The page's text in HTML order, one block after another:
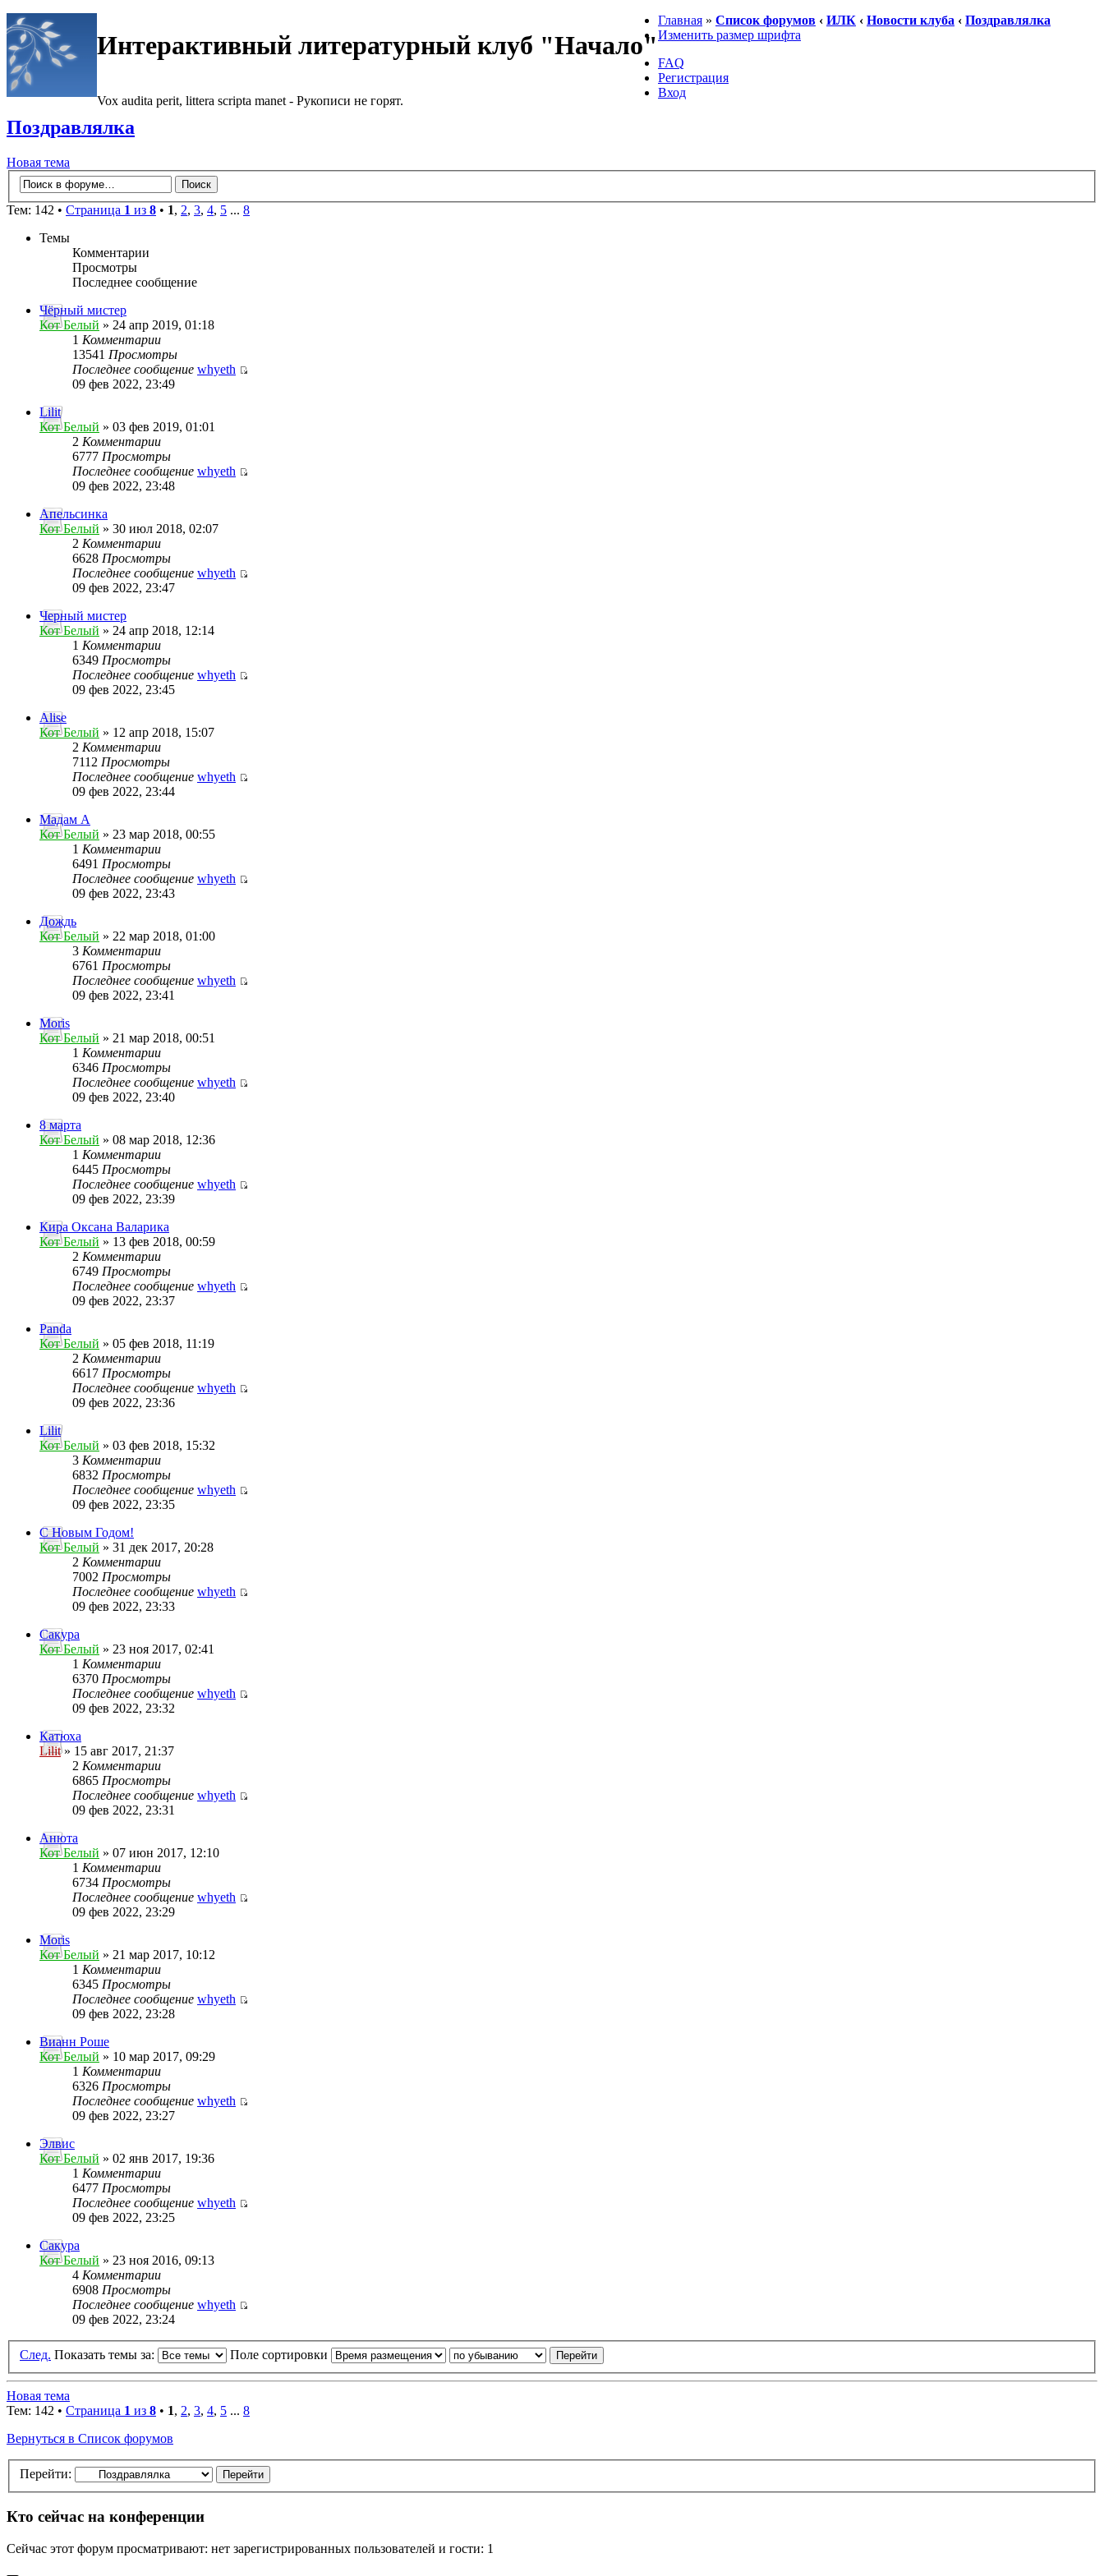
Интерактивный литературный клуб "Начало"
Vox audita perit, littera scripta manet - Рукописи не горят.
Главная » Список форумов ‹ ИЛК ‹ Новости клуба ‹ Поздравлялка
Изменить размер шрифта
FAQ
Регистрация
Вход
Поздравлялка
Новая тема
Тем: 142 • Страница 1 из 8 • 1, 2, 3, 4, 5 ... 8
Темы
Комментарии
Просмотры
Последнее сообщение
Чёрный мистер
Кот Белый » 24 апр 2019, 01:18
1 Комментарии
13541 Просмотры
Последнее сообщение whyeth
09 фев 2022, 23:49
Lilit
Кот Белый » 03 фев 2019, 01:01
2 Комментарии
6777 Просмотры
Последнее сообщение whyeth
09 фев 2022, 23:48
Апельсинка
Кот Белый » 30 июл 2018, 02:07
2 Комментарии
6628 Просмотры
Последнее сообщение whyeth
09 фев 2022, 23:47
Черный мистер
Кот Белый » 24 апр 2018, 12:14
1 Комментарии
6349 Просмотры
Последнее сообщение whyeth
09 фев 2022, 23:45
Alise
Кот Белый » 12 апр 2018, 15:07
2 Комментарии
7112 Просмотры
Последнее сообщение whyeth
09 фев 2022, 23:44
Мадам А
Кот Белый » 23 мар 2018, 00:55
1 Комментарии
6491 Просмотры
Последнее сообщение whyeth
09 фев 2022, 23:43
Дождь
Кот Белый » 22 мар 2018, 01:00
3 Комментарии
6761 Просмотры
Последнее сообщение whyeth
09 фев 2022, 23:41
Moris
Кот Белый » 21 мар 2018, 00:51
1 Комментарии
6346 Просмотры
Последнее сообщение whyeth
09 фев 2022, 23:40
8 марта
Кот Белый » 08 мар 2018, 12:36
1 Комментарии
6445 Просмотры
Последнее сообщение whyeth
09 фев 2022, 23:39
Кира Оксана Валарика
Кот Белый » 13 фев 2018, 00:59
2 Комментарии
6749 Просмотры
Последнее сообщение whyeth
09 фев 2022, 23:37
Panda
Кот Белый » 05 фев 2018, 11:19
2 Комментарии
6617 Просмотры
Последнее сообщение whyeth
09 фев 2022, 23:36
Lilit
Кот Белый » 03 фев 2018, 15:32
3 Комментарии
6832 Просмотры
Последнее сообщение whyeth
09 фев 2022, 23:35
С Новым Годом!
Кот Белый » 31 дек 2017, 20:28
2 Комментарии
7002 Просмотры
Последнее сообщение whyeth
09 фев 2022, 23:33
Сакура
Кот Белый » 23 ноя 2017, 02:41
1 Комментарии
6370 Просмотры
Последнее сообщение whyeth
09 фев 2022, 23:32
Катюха
Lilit» 15 авг 2017, 21:37
2 Комментарии
6865 Просмотры
Последнее сообщение whyeth
09 фев 2022, 23:31
Анюта
Кот Белый » 07 июн 2017, 12:10
1 Комментарии
6734 Просмотры
Последнее сообщение whyeth
09 фев 2022, 23:29
Moris
Кот Белый » 21 мар 2017, 10:12
1 Комментарии
6345 Просмотры
Последнее сообщение whyeth
09 фев 2022, 23:28
Вианн Роше
Кот Белый » 10 мар 2017, 09:29
1 Комментарии
6326 Просмотры
Последнее сообщение whyeth
09 фев 2022, 23:27
Элвис
Кот Белый » 02 янв 2017, 19:36
1 Комментарии
6477 Просмотры
Последнее сообщение whyeth
09 фев 2022, 23:25
Сакура
Кот Белый » 23 ноя 2016, 09:13
4 Комментарии
6908 Просмотры
Последнее сообщение whyeth
09 фев 2022, 23:24
След. Показать темы за: Поле сортировки
Новая тема
Тем: 142 • Страница 1 из 8 • 1, 2, 3, 4, 5 ... 8
Вернуться в Список форумов
Перейти:
Кто сейчас на конференции
Сейчас этот форум просматривают: нет зарегистрированных пользователей и гости: 1